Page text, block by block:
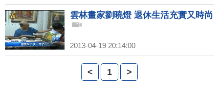
雲林畫家劉曉燈 退休生活充實又時尚
2013-04-19 20:14:00
< 1 >